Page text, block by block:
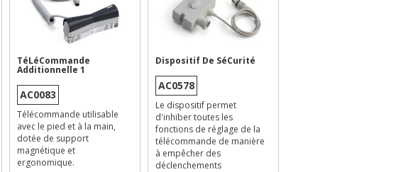
TéLéCommande
Additionnelle 1
AC0083
Télécommande utilisable
avec le pied et à la main,
dotée de support
magnétique et
ergonomique.
Dispositif De SéCurité
AC0578
Le dispositif permet
d'inhiber toutes les
fonctions de réglage de la
télécommande de manière
à empêcher des
déclenchements